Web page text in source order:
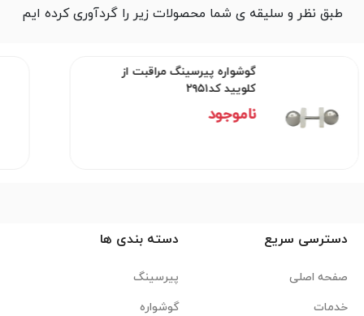
طبق نظر و سلیقه ی شما محصولات زیر را گردآوری کرده ایم
گوشواره پیرسینگ مراقبت از
کلویید کد۲۹۵۱
ناموجود
دسترسی سریع
صفحه اصلی
خدمات
دسته بندی ها
پیرسینگ
گوشواره